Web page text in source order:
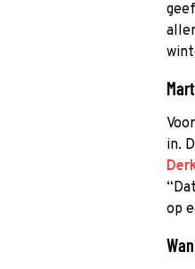
in.
op